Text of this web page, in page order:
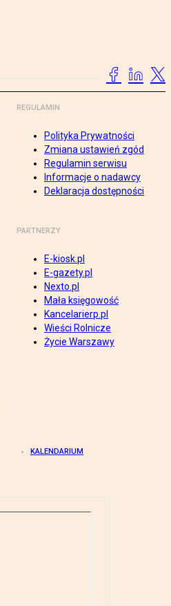
REGULAMIN
Polityka Prywatności
Zmiana ustawień zgód
Regulamin serwisu
Informacje o nadawcy
Deklaracja dostępności
PARTNERZY
E-kiosk.pl
E-gazety.pl
Nexto.pl
Mała księgowość
Kancelarierp.pl
Wieści Rolnicze
Życie Warszawy
KALENDARIUM